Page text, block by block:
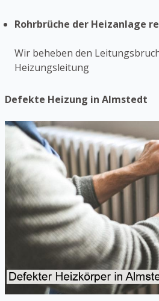
Rohrbrüche der Heizanlage
Wir beheben den
Heizungsleitung
Defekte Heizung in Almstedt